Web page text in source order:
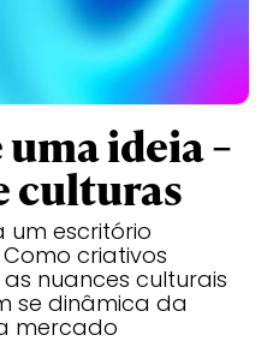
ideia –
culturas
escritório
criativos
nuances culturais
se dinâmica da
mercado